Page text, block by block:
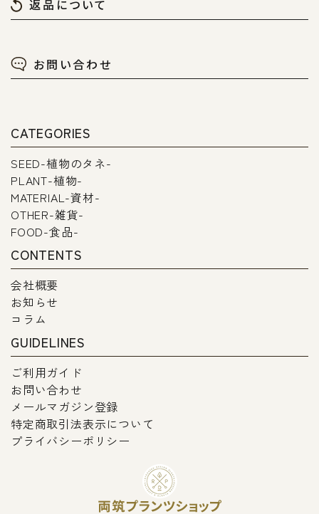
返品について
お問い合わせ
CATEGORIES
SEED-植物のタネ-
PLANT-植物-
MATERIAL-資材-
OTHER-雑貨-
FOOD-食品-
CONTENTS
会社概要
お知らせ
コラム
GUIDELINES
ご利用ガイド
お問い合わせ
メールマガジン登録
特定商取引法表示について
プライバシーポリシー